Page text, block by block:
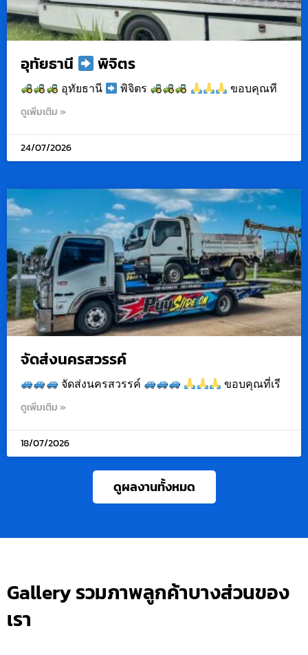
อุทัยธานี พิจิตร
อุทัยธานี พิจิตร ขอบคุณที
ดูเพิ่มเติม »
24/07/2026
จัดส่งนครสวรรค์
จัดส่งนครสวรรค์ ขอบคุณที่เรี
ดูเพิ่มเติม »
18/07/2026
ดูผลงานทั้งหมด
Gallery รวมภาพลูกค้าบางส่วนของ
เรา